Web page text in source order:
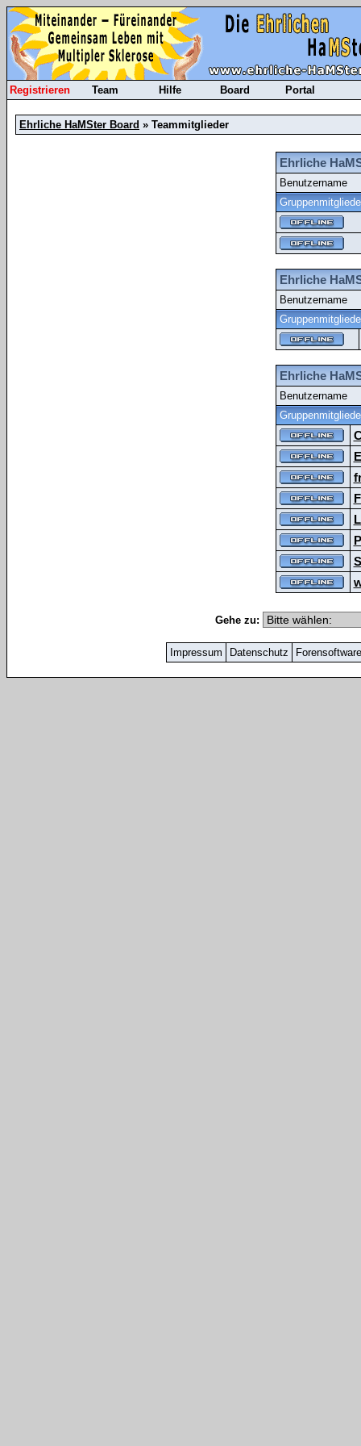
Registrieren Team Hilfe Board Portal
Ehrliche HaMSter Board » Teammitglieder
Ehrliche
Benutzername
Ehrliche
Benutzername
Ehrliche
Benutzername
Gehe zu:
Impressum Datenschutz